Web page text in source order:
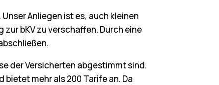
Anliegen ist es, auch kleinen
bKV zu verschaffen. Durch eine
der Versicherten abgestimmt sind.
mehr als 200 Tarife an. Da